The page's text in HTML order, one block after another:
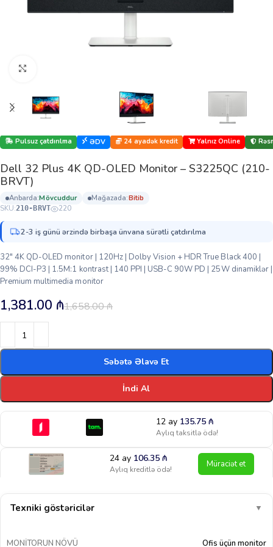
Pulsuz çatdırılma ƏDV 24 ayadək kredit Yalnız Online
Dell 32 Plus 4K QD-OLED Monitor – S3225QC (210-
BRVT)
anbarda: mövcuddur mağazada:
bi̇ti̇b
SKU:210-BRVT 220
2-3 iş günü ərzində birbaşa ünvana sürətli çatdırılma
32″ 4K QD-OLED monitor | 120Hz | Dolby Vision + HDR True Black 400 |
99% DCI-P3 | 1.5M:1 kontrast | 140 PPI | USB-C 90W PD | 25W dinamiklər |
Premium multimedia monitor
1,658.00₼
1,381.00 ₼
Səbətə Əlavə Et
İndi Al
12 ay 135.75 ₼
Aylıq taksitlə ödə!
24 ay 106.35₼
Aylıq kreditlə ödə! Müraciət et
Texniki göstəricilər ▼
MONITORUN NÖVÜ
Ofis üçün monitor